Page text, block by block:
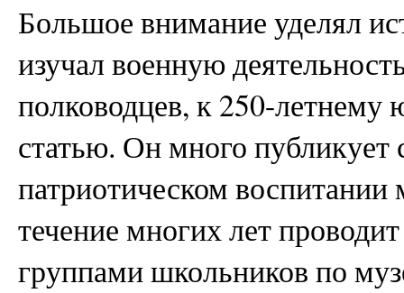
Большое внимание уделял
изучал военную
полководцев, к 250-
статью. Он много публикует
патриотическом
течение многих лет
группами школьников по